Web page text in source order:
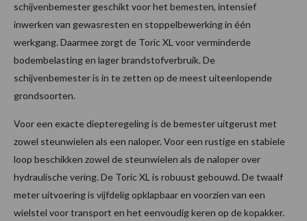
schijvenbemester geschikt voor het bemesten, intensief
inwerken van gewasresten en stoppelbewerking in één
werkgang. Daarmee zorgt de Toric XL voor verminderde
bodembelasting en lager brandstofverbruik. De
schijvenbemester is in te zetten op de meest uiteenlopende
grondsoorten.
Voor een exacte diepteregeling is de bemester uitgerust met
zowel steunwielen als een naloper. Voor een rustige en stabiele
loop beschikken zowel de steunwielen als de naloper over
hydraulische vering. De Toric XL is robuust gebouwd. De twaalf
meter uitvoering is vijfdelig opklapbaar en voorzien van een
wielstel voor transport en het eenvoudig keren op de kopakker.